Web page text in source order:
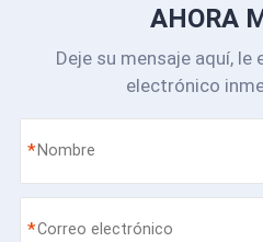
AHORA
Deje su mensaje aquí, le
electrónico
*
*